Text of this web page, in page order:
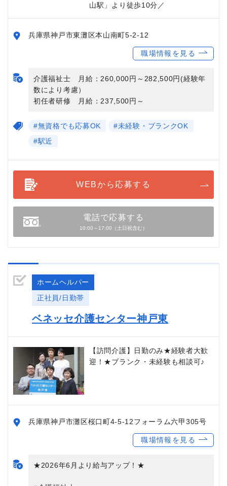
山駅」より徒歩10分／
兵庫県神戸市東灘区本山南町5-2-12
職場情報を見る
介護福祉士 月給：260,000円～282,500円(経験年
数により考慮）
初任者研修 月給：237,500円～
#無資格でも応募OK
#未経験・ブランクOK
#駅近
WEBから応募する
電話で応募する
10:00～17:00（土日祝含む）
ホームヘルパー
正社員/日勤帯
ベネッセ介護センター神戸東
【訪問介護】日勤のみ★経験者大歓
迎！★ブランク・未経験も相談可♪
兵庫県神戸市灘区桜口町4-5-12フォーラム六甲305号
職場情報を見る
★2026年6月より給与アップ！★